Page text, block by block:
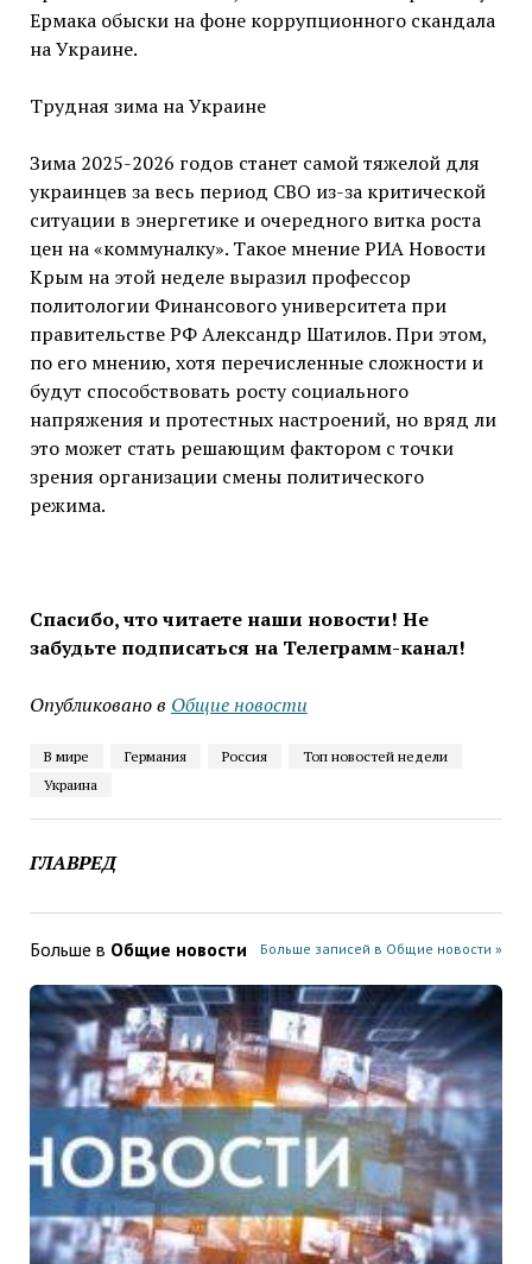
Ермака обыски на фоне коррупционного скандала
на Украине.
Трудная зима на Украине
Зима 2025-2026 годов станет самой тяжелой для
украинцев за весь период СВО из-за критической
ситуации в энергетике и очередного витка роста
цен на «коммуналку». Такое мнение РИА Новости
Крым на этой неделе выразил профессор
политологии Финансового университета при
правительстве РФ Александр Шатилов. При этом,
по его мнению, хотя перечисленные сложности и
будут способствовать росту социального
напряжения и протестных настроений, но вряд ли
это может стать решающим фактором с точки
зрения организации смены политического
режима.
Спасибо, что читаете наши новости! Не
забудьте подписаться на Телеграмм-канал!
Опубликовано в Общие новости
В мире Германия Россия
Топ новостей недели
Украина
ГЛАВРЕД
Больше в Общие новости Больше записей в Общие новости »